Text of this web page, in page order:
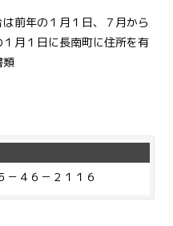
前年の１月１日、７月から
月１日に長南町に住所を有
類
－４６－２１１６